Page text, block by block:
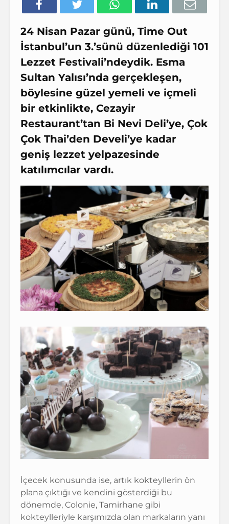
24 Nisan Pazar günü, Time Out
İstanbul’un 3.’sünü düzenlediği 101
Lezzet Festivali’ndeydik. Esma
Sultan Yalısı’nda gerçekleşen,
böylesine güzel yemeli ve içmeli
bir etkinlikte, Cezayir
Restaurant’tan Bi Nevi Deli’ye, Çok
Çok Thai’den Develi’ye kadar
geniş lezzet yelpazesinde
katılımcılar vardı.
İçecek konusunda ise, artık kokteyllerin ön
plana çıktığı ve kendini gösterdiği bu
dönemde, Colonie, Tamirhane gibi
kokteylleriyle karşımızda olan markaların yanı